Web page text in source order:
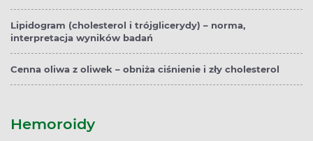
Lipidogram (cholesterol i trójglicerydy) – norma,
interpretacja wyników badań
Cenna oliwa z oliwek – obniża ciśnienie i zły cholesterol
Hemoroidy